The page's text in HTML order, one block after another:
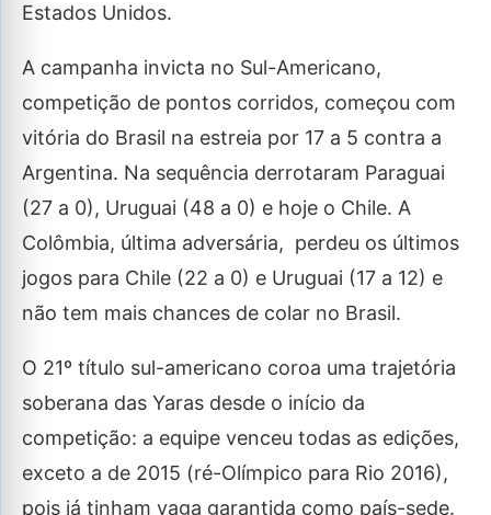
Estados Unidos.
A campanha invicta no Sul-Americano,
competição de pontos corridos, começou com
vitória do Brasil na estreia por 17 a 5 contra a
Argentina. Na sequência derrotaram Paraguai
(27 a 0), Uruguai (48 a 0) e hoje o Chile. A
Colômbia, última adversária, perdeu os últimos
jogos para Chile (22 a 0) e Uruguai (17 a 12) e
não tem mais chances de colar no Brasil.
O 21º título sul-americano coroa uma trajetória
soberana das Yaras desde o início da
competição: a equipe venceu todas as edições,
exceto a de 2015 (ré-Olímpico para Rio 2016),
pois já tinham vaga garantida como país-sede.